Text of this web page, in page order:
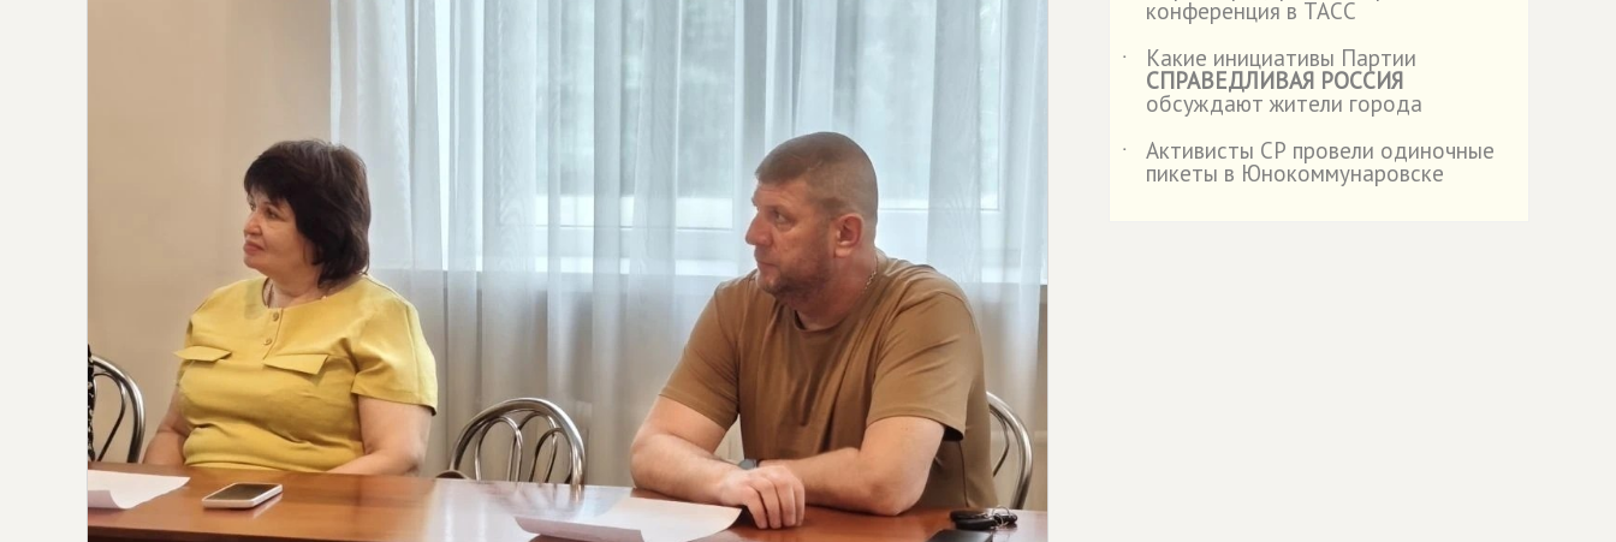
конференция в ТАСС
˙
Какие инициативы Партии
СПРАВЕДЛИВАЯ РОССИЯ
обсуждают жители города
˙
Активисты СР провели одиночные
пикеты в Юнокоммунаровске